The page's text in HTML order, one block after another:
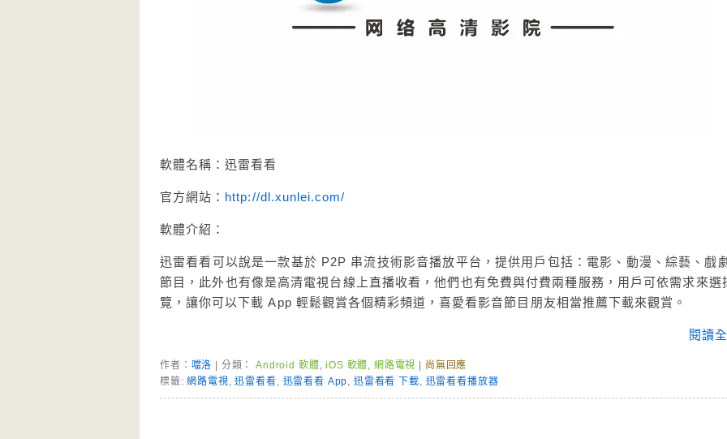
軟體名稱：迅雷看看
官方網站： http://dl.xunlei.com/
軟體介紹：
迅雷看看可以說是一款基於 P2P 串流技術影音播放平台，提供用戶包括：電影、動漫、綜藝、戲
節目，此外也有像是高清電視台線上直播收看，他們也有免費與付費兩種服務，用戶可依需求來選
覽，讓你可以下載 App 輕鬆觀賞各個精彩頻道，喜愛看影音節目朋友相當推薦下載來觀賞。
閱讀
作者： 噹洛 | 分類：Android 軟體,iOS 軟體, 網路電視
尚無回應
標籤:網路電視,迅雷看看, 迅雷看看 App, 迅雷看看 下載, 迅雷看看播放器